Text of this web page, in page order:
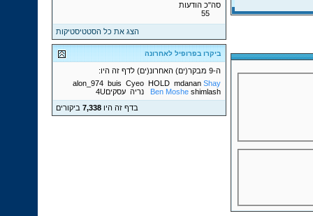
סה"כ הודעות
55
הצג את כל הסטטיסטיקות
ביקרו בפרופיל לאחרונה
ה-9 מבקר(ים) האחרונ(ים) לדף זה היו:
alon_974 buis Cyeo HOLD mdanan Shay
Ben Moshe shimlash נריה עסקים4U
בדף זה היו7,338 ביקורים